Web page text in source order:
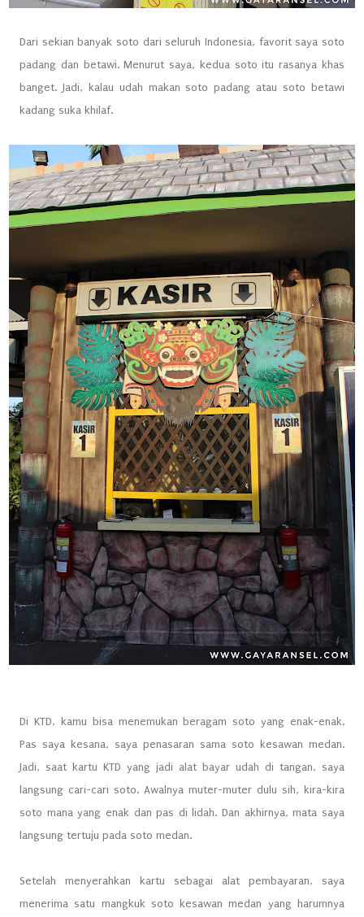
Dari sekian banyak soto dari seluruh Indonesia, favorit saya soto
padang dan betawi. Menurut saya, kedua soto itu rasanya khas
banget. Jadi, kalau udah makan soto padang atau soto betawi
kadang suka khilaf.
Di KTD, kamu bisa menemukan beragam soto yang enak-enak.
Pas saya kesana, saya penasaran sama soto kesawan medan.
Jadi, saat kartu KTD yang jadi alat bayar udah di tangan, saya
langsung cari-cari soto. Awalnya muter-muter dulu sih, kira-kira
soto mana yang enak dan pas di lidah. Dan akhirnya, mata saya
langsung tertuju pada soto medan.
Setelah menyerahkan kartu sebagai alat pembayaran, saya
menerima satu mangkuk soto kesawan medan yang harumnya